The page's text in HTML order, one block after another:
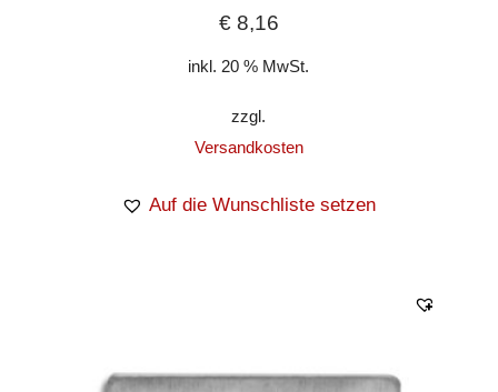
€8,16
inkl. 20 % MwSt.
zzgl.
Versandkosten
Auf die Wunschliste setzen